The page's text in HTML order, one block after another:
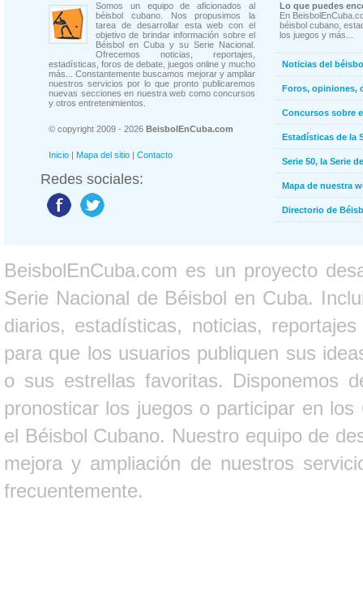
Somos un equipo de aficionados al
béisbol cubano. Nos propusimos la
tarea de desarrollar esta web con el
objetivo de brindar información sobre el
Béisbol en Cuba y su Serie Nacional.
Ofrecemos noticias, reportajes,
estadísticas, foros de debate, juegos online y mucho
más... Constantemente buscamos mejorar y ampliar
nuestros servicios por lo que pronto publicaremos
nuevas secciones en nuestra web como concursos
y otros entretenimientos.
© copyright 2009 - 2026 BeisbolEnCuba.com
Inicio | Mapa del sitio | Contacto
Redes sociales:
Lo que puedes
En
béisbol cubano,
los juegos y más...
Noticias del
Foros, opiniones,
Concursos sobre
Estadísticas de la
Serie 50, la Serie
Mapa de nuestra
Directorio de
BeisbolEnCuba.com es un proyecto
Serie Nacional de Béisbol en Cuba.
diarios, estadísticas, noticias,
para que los usuarios publiquen sus
o sus estrellas favoritas. Disponemos
pronosticar los juegos o participar en
el Béisbol Cubano. Nuestro equipo de
mejora y ampliación de nuestros
frecuentemente.